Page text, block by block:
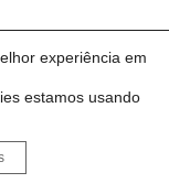
experiência em
estamos usando